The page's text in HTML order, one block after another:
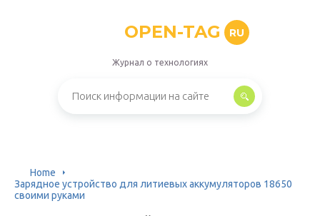
OPEN-TAG RU
Журнал о технологиях
Home
Зарядное устройство для литиевых аккумуляторов 18650
своими руками